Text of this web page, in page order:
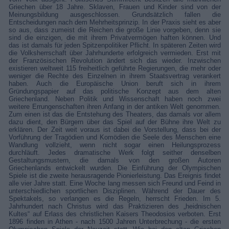
Griechen über 18 Jahre. Sklaven, Frauen und Kinder sind von der
Meinungsbildung ausgeschlossen. Grundsätzlich fallen die
Entscheidungen nach dem Mehrheitsprinzip. In der Praxis sieht es aber
so aus, dass zumeist die Reichen die große Linie vorgeben, denn sie
sind die einzigen, die mit ihrem Privatvermögen haften können. Und
das ist damals für jeden Spitzenpolitiker Pflicht. In späteren Zeiten wird
die Volksherrschaft über Jahrhunderte erfolgreich vermieden. Erst mit
der Französischen Revolution ändert sich das wieder. Inzwischen
existieren weltweit 115 freiheitlich geführte Regierungen, die mehr oder
weniger die Rechte des Einzelnen in ihrem Staatsvertrag verankert
haben. Auch die Europäische Union beruft sich in ihrem
Gründungspapier auf das politische Konzept aus dem alten
Griechenland. Neben Politik und Wissenschaft haben noch zwei
weitere Errungenschaften ihren Anfang in der antiken Welt genommen.
Zum einen ist das die Entstehung des Theaters, das damals vor allem
dazu dient, den Bürgern über das Spiel auf der Bühne ihre Welt zu
erklären. Der Zeit weit voraus ist dabei die Vorstellung, dass bei der
Vorführung der Tragödien und Komödien die Seele des Menschen eine
Wandlung vollzieht, wenn nicht sogar einen Heilungsprozess
durchläuft. Jedes dramatische Werk folgt seither denselben
Gestaltungsmustern, die damals von den großen Autoren
Griechenlands entwickelt wurden. Die Einführung der Olympischen
Spiele ist die zweite herausragende Pionierleistung. Das Ereignis findet
alle vier Jahre statt. Eine Woche lang messen sich Freund und Feind in
unterschiedlichen sportlichen Disziplinen. Während der Dauer des
Spektakels, so verlangen es die Regeln, herrscht Frieden. Im 5.
Jahrhundert nach Christus wird das Praktizieren des „heidnischen
Kultes“ auf Erlass des christlichen Kaisers Theodosios verboten. Erst
1896 finden in Athen - nach 1500 Jahren Unterbrechung - die ersten